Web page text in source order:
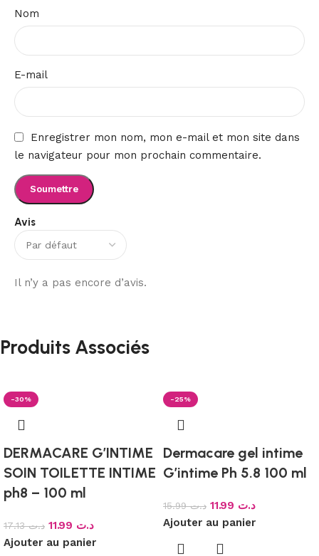
Avis
Il n’y a pas encore d’avis.
Nom
E-mail
Enregistrer mon nom, mon e-mail et mon site dans
le navigateur pour mon prochain commentaire.
Produits Associés
-30%
DERMACARE G’INTIME
SOIN TOILETTE INTIME
ph8 – 100 ml
د.ت17.13 د.ت
Ajouter au panier
-25%
Dermacare gel intime
G’intime Ph 5.8 100 ml
د.ت15.99 د.ت
Ajouter au panier